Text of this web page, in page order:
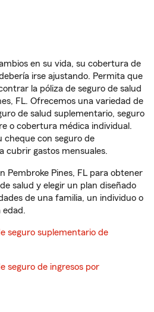
en su vida, su cobertura de
irse ajustando. Permita que
la póliza de seguro de salud
FL. Ofrecemos una variedad de
de salud suplementario, seguro
o cobertura médica individual.
cheque con seguro de
cubrir gastos mensuales.
Pembroke Pines, FL para obtener
salud y elegir un plan diseñado
de una familia, un individuo o
edad.
seguro suplementario de
seguro de ingresos por